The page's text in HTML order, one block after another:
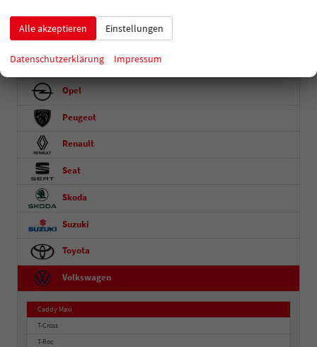
Nissan
Opel
Peugeot
Renault
Seat
Skoda
Suzuki
Toyota
Volkswagen
Caddy Maxi
T-Cross
T-Roc
Alle akzeptieren Einstellungen
Datenschutzerklärung Impressum